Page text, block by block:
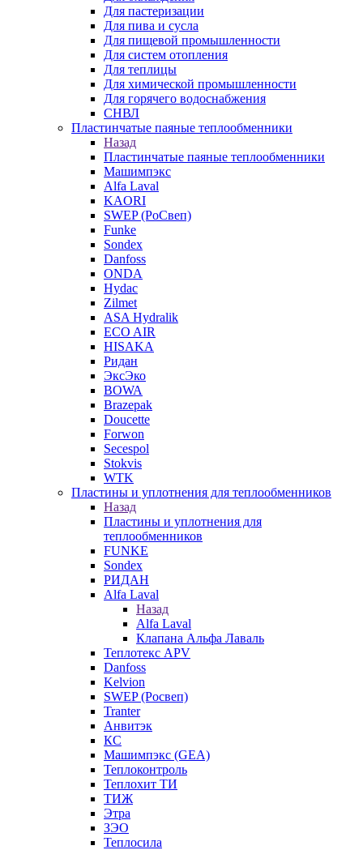
Для пастеризации
Для пива и сусла
Для пищевой промышленности
Для систем отопления
Для теплицы
Для химической промышленности
Для горячего водоснабжения
СНВЛ
Пластинчатые паяные теплообменники
Назад
Пластинчатые паяные теплообменники
Машимпэкс
Alfa Laval
KAORI
SWEP (РоСвеп)
Funke
Sondex
Danfoss
ONDA
Hydac
Zilmet
ASA Hydralik
ECO AIR
HISAKA
Ридан
ЭксЭко
BOWA
Brazepak
Doucette
Forwon
Secespol
Stokvis
WTK
Пластины и уплотнения для теплообменников
Назад
Пластины и уплотнения для
теплообменников
FUNKE
Sondex
РИДАН
Alfa Laval
Назад
Alfa Laval
Клапана Альфа Лаваль
Теплотекс APV
Danfoss
Kelvion
SWEP (Росвеп)
Tranter
Анвитэк
КС
Машимпэкс (GEA)
Теплоконтроль
Теплохит ТИ
ТИЖ
Этра
ЗЭО
Теплосила